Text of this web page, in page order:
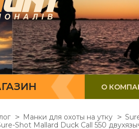
О
Манки для охоты на утку
Shot Mallard Duck Call 550